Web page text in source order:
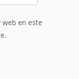
en este